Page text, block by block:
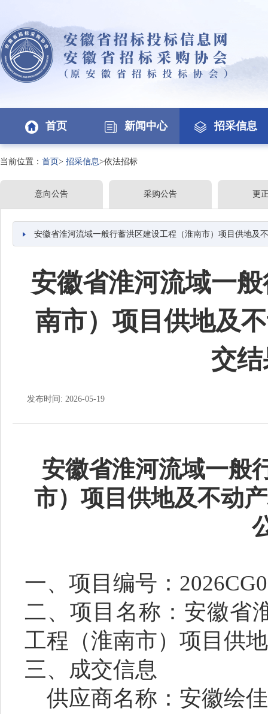
首页 新闻中心 招采信息
当前位置： 首页> 招采信息>依法招标
意向公告 采购公告 更
安徽省淮河流域一般行蓄洪区建设工程（淮南市）项目供地及
安徽省淮河流域一
南市）项目供地及
交
发布时间: 2026-05-19
安徽省淮河流域一般
市）项目供地及不动
一、项目编号：
二、项目名称： 安徽省
工程（淮南市）项目供
三、成交信息
供应商名称：安徽绘